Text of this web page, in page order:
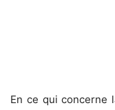
En ce qui concerne